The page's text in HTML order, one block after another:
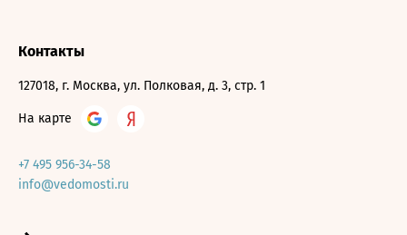
Контакты
127018, г. Москва, ул. Полковая, д. 3, стр. 1
На карте
+7 495 956-34-58
info@vedomosti.ru